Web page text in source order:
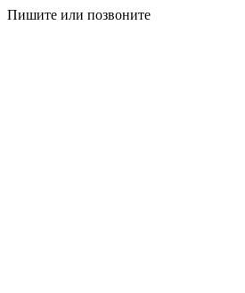
Пишите или позвоните